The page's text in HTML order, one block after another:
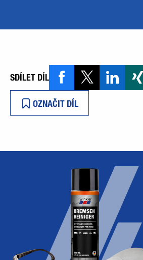
SDÍLET DÍL
OZNAČIT DÍL